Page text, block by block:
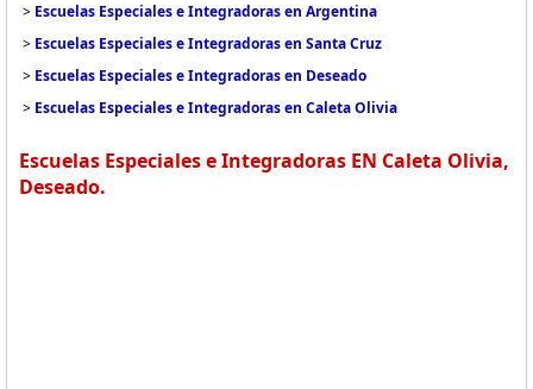
> Escuelas Especiales e Integradoras en Argentina
> Escuelas Especiales e Integradoras en Santa Cruz
> Escuelas Especiales e Integradoras en Deseado
> Escuelas Especiales e Integradoras en Caleta Olivia
Escuelas Especiales e Integradoras EN Caleta Olivia,
Deseado.